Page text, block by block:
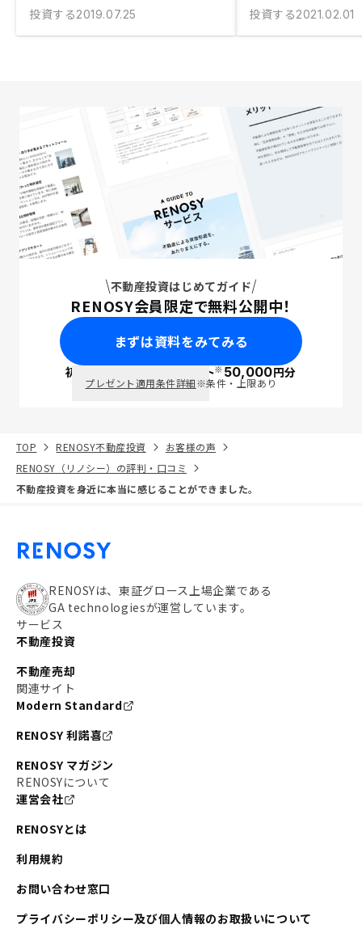
投資する2019.07.25
投資する2021.02.01
不動産投資はじめてガイド
RENOSY会員限定で無料公開中！
まずは資料をみてみる
初回面談で ポイント※50,000円分
プレゼント適用条件詳細※条件・上限あり
TOP RENOSY不動産投資
お客様の声
RENOSY（リノシー）の評判・口コミ
不動産投資を身近に本当に感じることができました。
RENOSYは、東証グロース上場企業である
GA technologiesが運営しています。
サービス
不動産投資
不動産売却
関連サイト
Modern Standard
RENOSY 利諾喜
RENOSY マガジン
RENOSYについて
運営会社
RENOSYとは
利用規約
お問い合わせ窓口
プライバシーポリシー及び個人情報のお取扱いについて